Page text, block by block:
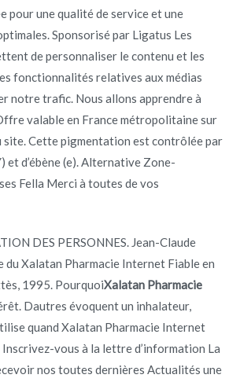
pour une qualité de service et une
Sponsorisé par Ligatus Les
de personnaliser le contenu et les
fonctionnalités relatives aux médias
notre trafic. Nous allons apprendre à
valable en France métropolitaine sur
site. Cette pigmentation est contrôlée par
et d’ébène (e). Alternative Zone-
Fella Merci à toutes de vos
DES PERSONNES. Jean-Claude
du Xalatan Pharmacie Internet Fiable en
1995. PourquoiXalatan Pharmacie
Dautres évoquent un inhalateur,
quand Xalatan Pharmacie Internet
Inscrivez-vous à la lettre d’information La
nos toutes dernières Actualités une